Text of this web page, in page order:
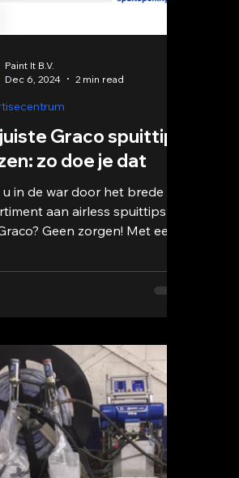
Graco spuittip
zo doe je dat
u in de war door het brede
aan airless spuittips
Geen zorgen! Met een
Paint It B.V.
Dec 6, 2024
2 min read